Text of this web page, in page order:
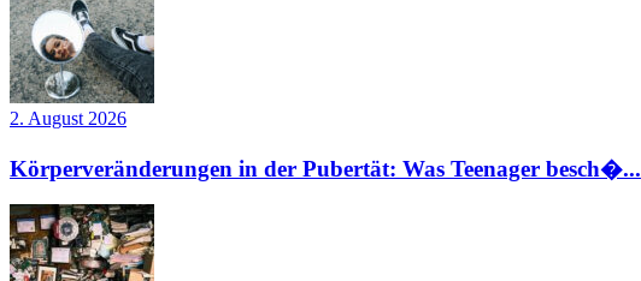
2. August 2026
Körperveränderungen in der Pubertät: Was Teenager besch�...